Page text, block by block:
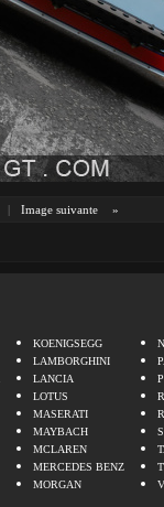
| Image suivante »
KOENIGSEGG
LAMBORGHINI
LANCIA
LOTUS
MASERATI
MAYBACH
MCLAREN
MERCEDES BENZ
MORGAN